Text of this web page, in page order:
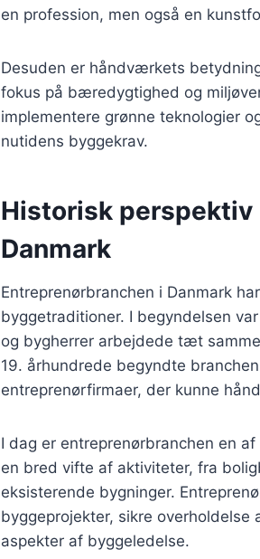
en profession, men også en
Desuden er håndværkets
fokus på bæredygtighed og
implementere grønne teknologier
nutidens byggekrav.
Historisk perspektiv
Danmark
Entreprenørbranchen i Danmark
byggetraditioner. I begyndelsen
og bygherrer arbejdede tæt
19. århundrede begyndte
entreprenørfirmaer, der kunne
I dag er entreprenørbranchen en
en bred vifte af aktiviteter, fra
eksisterende bygninger.
byggeprojekter, sikre
aspekter af byggeledelse.